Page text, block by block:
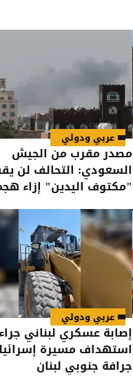
عربي ودولي
مصدر مقرب من الجيش
السعودي: التحالف لن
"مكتوف اليدين" إزاء
عربي ودولي
إصابة عسكري لبناني جراء
استهداف مسيرة
جرافة جنوبي لبنان